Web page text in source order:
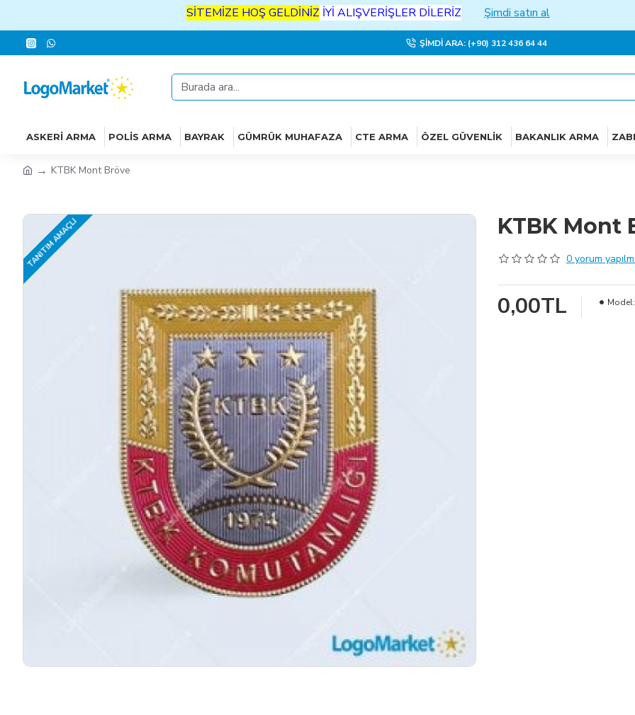
SİTEMİZEHOŞGELDİNİZİYİALIŞVERİŞLER DİLERİZ Şimdi satın al
ŞIMDI ARA: (+90) 312 436 64 44
ASKERI ARMA POLIS ARMA BAYRAK GÜMRÜK MUHAFAZA CTE ARMA ÖZEL GÜVENLIK BAKANLIK ARMA
KTBK Mont Bröve
TANITIM AMAÇLI KTBK Mont
0 yorum
0,00TL Model: